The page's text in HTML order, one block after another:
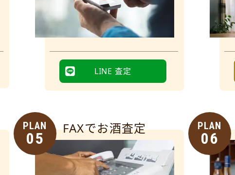
LINE 査定
PLAN
05
FAXでお酒査定 PLAN
06